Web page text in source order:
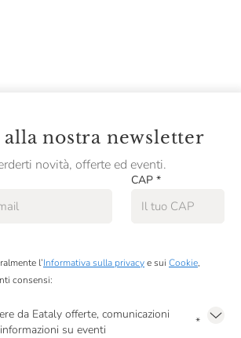
nostra newsletter
novità, offerte ed eventi.
CAP *
l’Informativa sulla privacye sui Cookie,
consensi:
da Eataly offerte, comunicazioni
su eventi
*